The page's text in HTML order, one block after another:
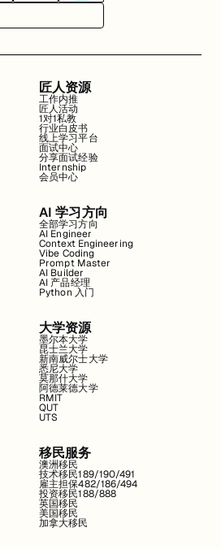
匠人资源
工作内推
匠人活动
1对1私教
行业白皮书
线上学习平台
面试中心
分享面试经验
Internship
会员中心
AI 学习方向
全部学习方向
AI Engineer
Context Engineering
Vibe Coding
Prompt Master
AI Builder
AI 产品经理
Python 入门
大学资源
墨尔本大学
昆士兰大学
新南威尔士大学
悉尼大学
莫那什大学
阿德莱德大学
RMIT
QUT
UTS
移民服务
澳洲移民
技术移民189/190/491
雇主担保482/186/494
投资移民188/888
英国移民
美国移民
加拿大移民